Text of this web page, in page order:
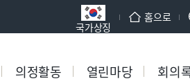
국가상징
홈으로
의정활동 열린마당 회의